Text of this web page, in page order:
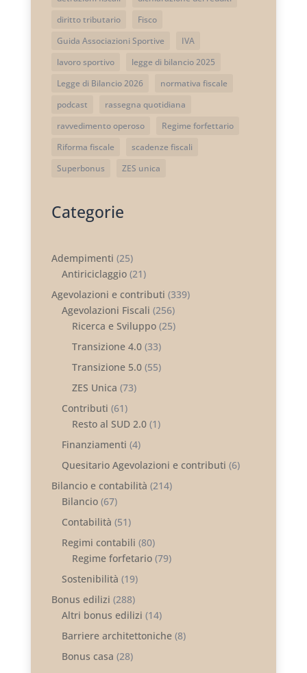
diritto tributario
Fisco
Guida Associazioni Sportive
IVA
lavoro sportivo
legge di bilancio 2025
Legge di Bilancio 2026
normativa fiscale
podcast
rassegna quotidiana
ravvedimento operoso
Regime forfettario
Riforma fiscale
scadenze fiscali
Superbonus
ZES unica
Categorie
Adempimenti (25)
Antiriciclaggio(21)
Agevolazioni e contributi (339)
Agevolazioni Fiscali (256)
Ricerca e Sviluppo(25)
Transizione 4.0(33)
Transizione 5.0(55)
ZES Unica (73)
Contributi (61)
Resto al SUD 2.0(1)
Finanziamenti (4)
Quesitario Agevolazioni e contributi (6)
Bilancio e contabilità (214)
Bilancio(67)
Contabilità (51)
Regimi contabili (80)
Regime forfetario(79)
Sostenibilità (19)
Bonus edilizi (288)
Altri bonus edilizi (14)
Barriere architettoniche(8)
Bonus casa (28)